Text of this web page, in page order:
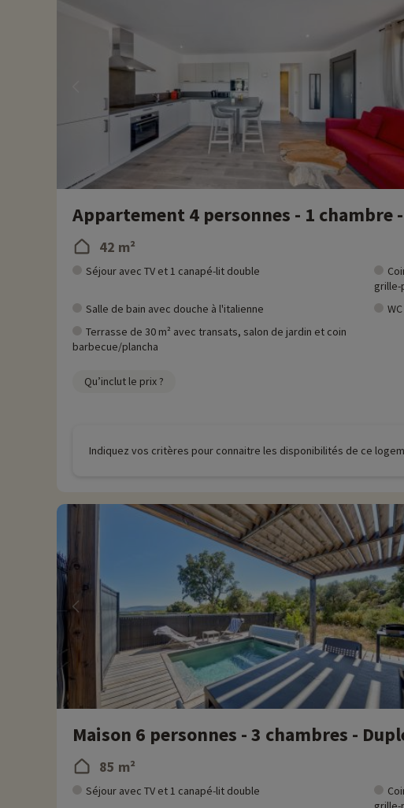
Appartement 4 personnes - 1 chambre
42 m²
Séjour avec TV et 1 canapé-lit double
grille-
Salle de bain avec douche à l'italienne
Terrasse de 30 m² avec transats, salon de jardin et coin
barbecue/plancha
Qu’inclut le prix ?
Indiquez vos critères pour connaitre les disponibilités de ce
Maison 6 personnes - 3 chambres -
85 m²
Séjour avec TV et 1 canapé-lit double